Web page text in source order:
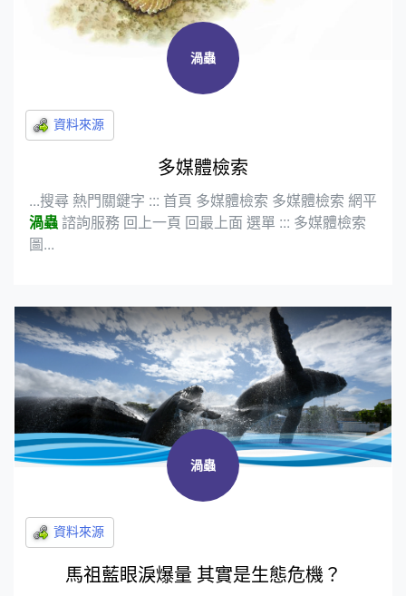
渦蟲
多媒體檢索
...搜尋 熱門關鍵字 ::: 首頁 多媒體檢索 多媒體檢索 網平
渦蟲諮詢服務 回上一頁 回最上面 選單 ::: 多媒體檢索
圖...
渦蟲
馬祖藍眼淚爆量 其實是生態危機？